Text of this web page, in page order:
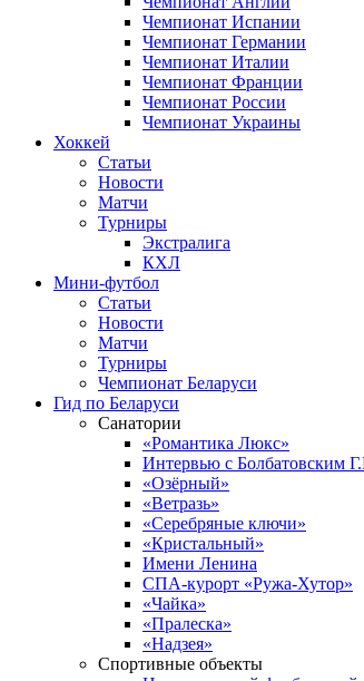
Чемпионат Испании
Чемпионат Германии
Чемпионат Италии
Чемпионат Франции
Чемпионат России
Чемпионат Украины
Хоккей
Статьи
Новости
Матчи
Турниры
Экстралига
КХЛ
Мини-футбол
Статьи
Новости
Матчи
Турниры
Чемпионат Беларуси
Гид по Беларуси
Санатории
«Романтика Люкс»
Интервью с Болбатовским
«Озёрный»
«Ветразь»
«Серебряные ключи»
«Кристальный»
Имени Ленина
СПА-курорт «Ружа-Хутор»
«Чайка»
«Пралеска»
«Надзея»
Спортивные объекты